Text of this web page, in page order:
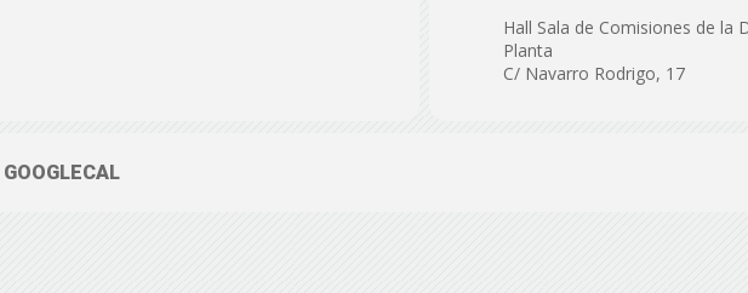
Hall Sala de Comisiones de la
Planta
C/ Navarro Rodrigo, 17
GOOGLECAL